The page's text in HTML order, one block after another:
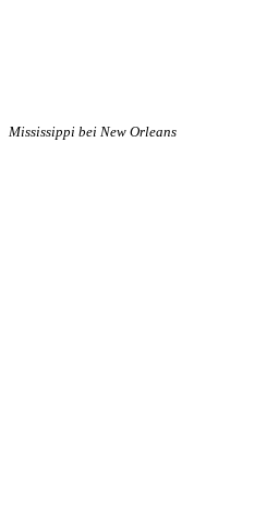
Mississippi bei New Orleans